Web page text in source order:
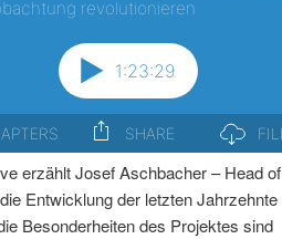
erzählt Josef Aschbacher – Head of
Entwicklung der letzten Jahrzehnte
Besonderheiten des Projektes sind